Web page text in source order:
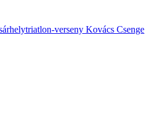
triatlon-verseny Kovács Csenge